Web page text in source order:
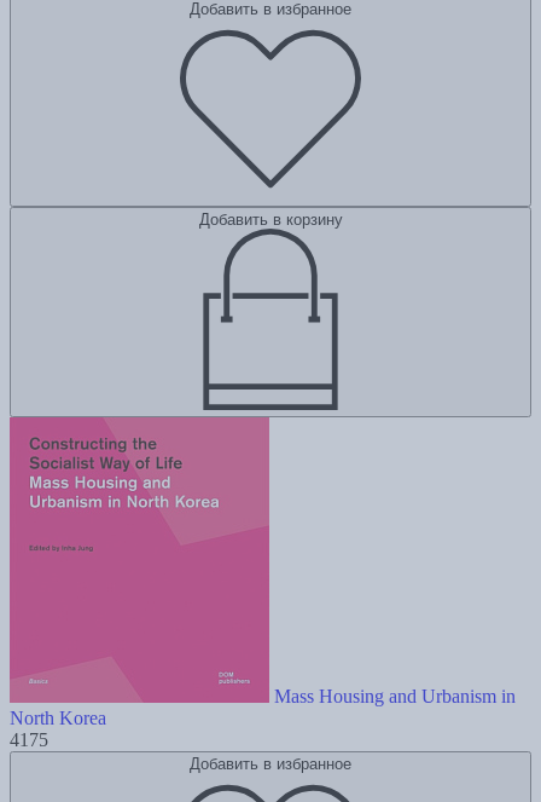
Добавить в избранное
Добавить в корзину
Mass Housing and Urbanism in
North Korea
4175
Добавить в избранное